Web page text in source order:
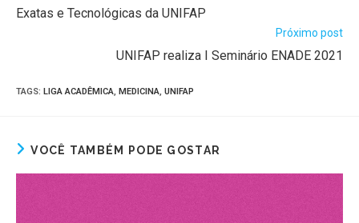
Exatas e Tecnológicas da UNIFAP
Próximo post
UNIFAP realiza I Seminário ENADE 2021
TAGS: LIGA ACADÊMICA, MEDICINA, UNIFAP
VOCÊ TAMBÉM PODE GOSTAR